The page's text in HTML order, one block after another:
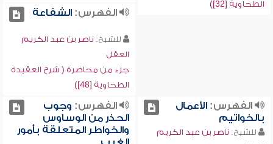
الطحاوية [32])
الفهرس:الشفاعة
للشيخ: ناصر بن عبد الكريم
العقل
جزء من محاضرة ( شرح العقيدة
الطحاوية [48])
الفهرس:الأعمال
بالخواتيم
للشيخ: ناصر بن عبد الكريم
الفهرس: وجوب
الحذر من الوساوس
والخواطر المتعلقة بأمور